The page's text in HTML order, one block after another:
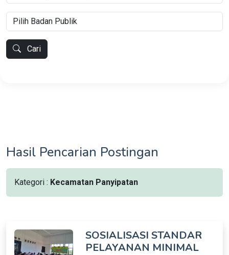
Cari
Hasil Pencarian Postingan
Kategori : Kecamatan Panyipatan
SOSIALISASI STANDAR
PELAYANAN MINIMAL